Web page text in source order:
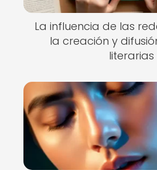
La influencia de las
la creación y
literarias